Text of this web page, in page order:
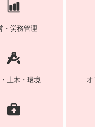
・労務管理
土木・環境 オ